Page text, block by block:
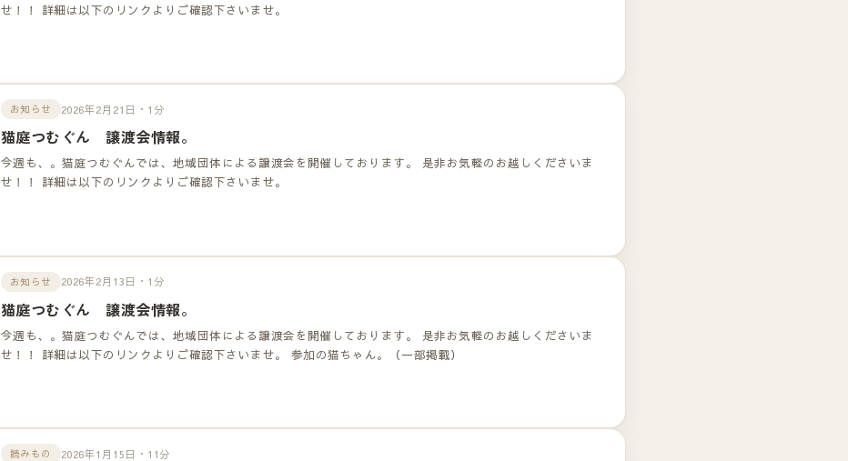
せ！！ 詳細は以下のリンクよりご確認下さいませ。
お知らせ 2026年2月21日・1分
猫庭つむぐん 譲渡会情報。
今週も、。猫庭つむぐんでは、地域団体による譲渡会を開催しております。 是非お気軽のお越しくださいま
せ！！ 詳細は以下のリンクよりご確認下さいませ。
お知らせ 2026年2月13日・1分
猫庭つむぐん 譲渡会情報。
今週も、。猫庭つむぐんでは、地域団体による譲渡会を開催しております。 是非お気軽のお越しくださいま
せ！！ 詳細は以下のリンクよりご確認下さいませ。 参加の猫ちゃん。（一部掲載）
読みもの 2026年1月15日・11分